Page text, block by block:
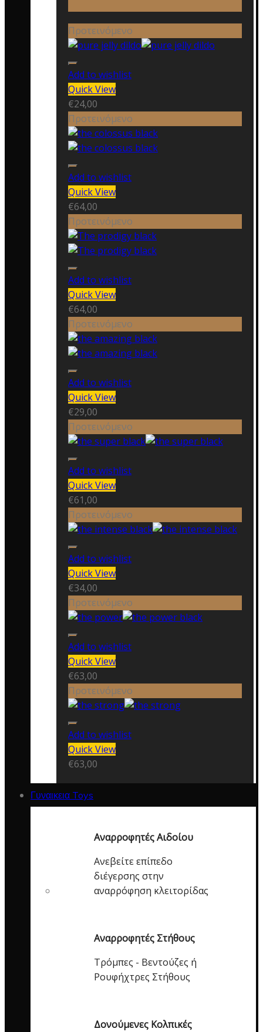
Προτεινόμενο
Add to wishlist
Quick View
€24,00
Προτεινόμενο
Add to wishlist
Quick View
€64,00
Προτεινόμενο
Add to wishlist
Quick View
€64,00
Προτεινόμενο
Add to wishlist
Quick View
€29,00
Προτεινόμενο
Add to wishlist
Quick View
€61,00
Προτεινόμενο
Add to wishlist
Quick View
€34,00
Προτεινόμενο
Add to wishlist
Quick View
€63,00
Προτεινόμενο
Add to wishlist
Quick View
€63,00
Γυναικεια Toys
Αναρροφητές Αιδοίου
Ανεβείτε επίπεδο
διέγερσης στην
αναρρόφηση κλειτορίδας
Αναρροφητές Στήθους
Τρόμπες - Βεντούζες ή
Ρουφήχτρες Στήθους
Δονούμενες Κολπικές